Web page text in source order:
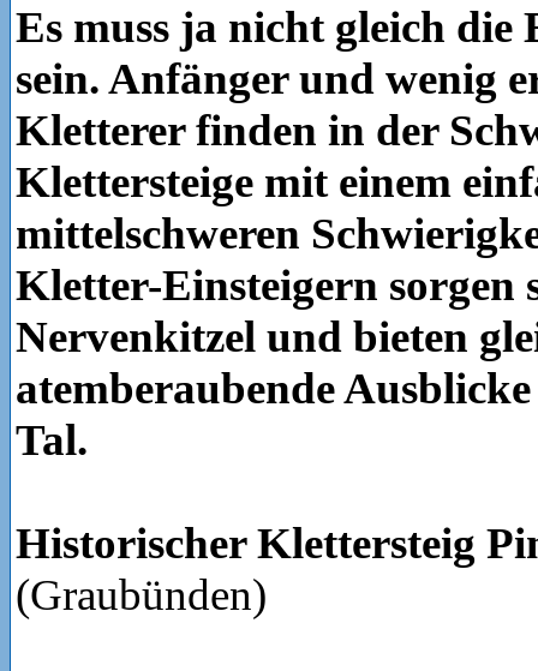
Es muss ja nicht gleich
sein. Anfänger und wenig
Kletterer finden in der
Klettersteige mit einem
mittelschweren
Kletter-Einsteigern sorgen
Nervenkitzel und bieten
atemberaubende
Tal.
Historischer Klettersteig
(Graubünden)